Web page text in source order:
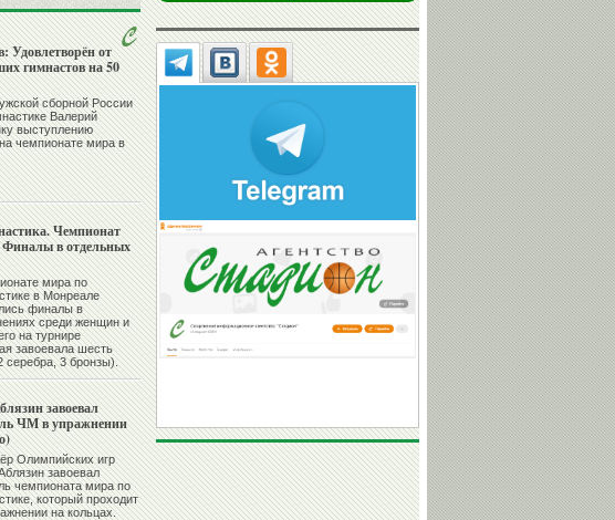
Удовлетворён от
гимнастов на 50
сборной России
Валерий
выступлению
чемпионате мира в
Чемпионат
в отдельных
мира по
в Монреале
финалы в
среди женщин и
на турнире
завоевала шесть
серебра, 3 бронзы).
завоевал
ЧМ в упражнении
Олимпийских игр
завоевал
чемпионата мира по
который проходит
на кольцах.